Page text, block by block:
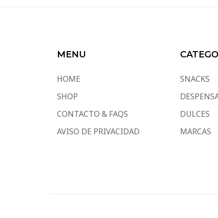
MENU
HOME
SHOP
CONTACTO & FAQS
AVISO DE PRIVACIDAD
SNACKS
DULCES
MARCAS